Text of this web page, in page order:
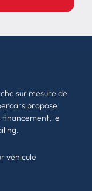
sur mesure de
propose
financement, le
véhicule